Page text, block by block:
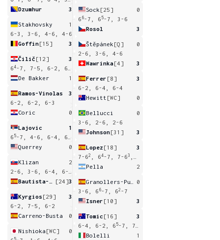
Dzumhur
3
Stakhovsky
1
6-3, 3-6, 4-6, 4-6
Goffin[15] 3
Čilič [12]
3
64-7, 7-5, 6-2, 6-4
De Bakker
1
Ramos-Vinolas
3
6-2, 6-2, 6-3
Coric
0
Lajovic
1
6 5-7, 4-6, 6-4, 6-2
Querrey
0
Klizan
2
[24]3
Kyrgios [29]
3
6-2, 7-5, 6-2
Carreno-Busta
0
Nishioka [WC]
0
5
Sock [25]
0
6 6-7, 6 5-7, 3-6
Rosol
3
Štěpánek [Q]
0
2-6, 3-6, 4-6
Wawrinka[4] 3
Ferrer [8]
3
6-2, 6-4, 6-4
Hewitt [WC] 0
Bellucci
0
3-6, 2-6, 2-6
Johnson[31] 3
Lopez [18]
3
7-62 , 64-7, 7-63
Pella
2
0
3-6, 6 6-7, 62 -7
Isner [10] 3
Tomic [16]
3
6-4, 6-2, 6 5-7, 7-5
Bolelli
1